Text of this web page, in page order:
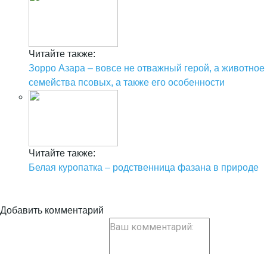
Читайте также:
Зорро Азара – вовсе не отважный герой, а животное
семейства псовых, а также его особенности
Читайте также:
Белая куропатка – родственница фазана в природе
Добавить комментарий